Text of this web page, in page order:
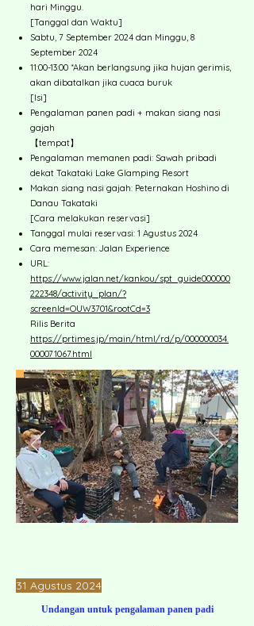
hari Minggu.
[Tanggal dan Waktu]
Sabtu, 7 September 2024 dan Minggu, 8
September 2024
11:00-13:00 *Akan berlangsung jika hujan gerimis,
akan dibatalkan jika cuaca buruk
[Isi]
Pengalaman panen padi + makan siang nasi
gajah
【tempat】
Pengalaman memanen padi: Sawah pribadi
dekat Takataki Lake Glamping Resort
Makan siang nasi gajah: Peternakan Hoshino di
Danau Takataki
[Cara melakukan reservasi]
Tanggal mulai reservasi: 1 Agustus 2024
Cara memesan: Jalan Experience
URL:
https://www.jalan.net/kankou/spt_guide000000
222348/activity_plan/?
screenId=OUW3701&rootCd=3
Rilis Berita
https://prtimes.jp/main/html/rd/p/000000034.
000071067.html
31 Agustus 2024
Undangan untuk pengalaman panen padi